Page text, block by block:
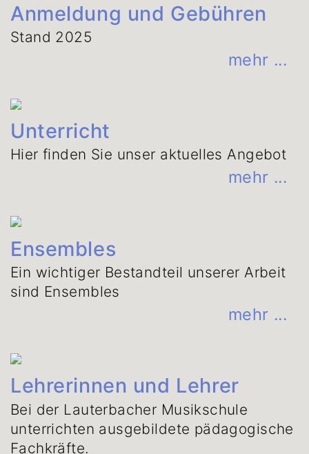
Anmeldung und Gebühren
Stand 2025
mehr ...
Unterricht
Hier finden Sie unser aktuelles Angebot
mehr ...
Ensembles
Ein wichtiger Bestandteil unserer Arbeit
sind Ensembles
mehr ...
Lehrerinnen und Lehrer
Bei der Lauterbacher Musikschule
unterrichten ausgebildete pädagogische
Fachkräfte.